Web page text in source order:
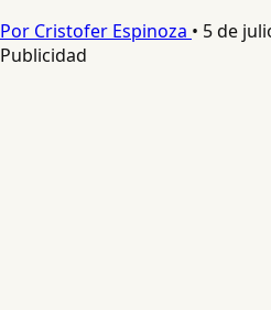
Por Cristofer Espinoza • 5 de
Publicidad